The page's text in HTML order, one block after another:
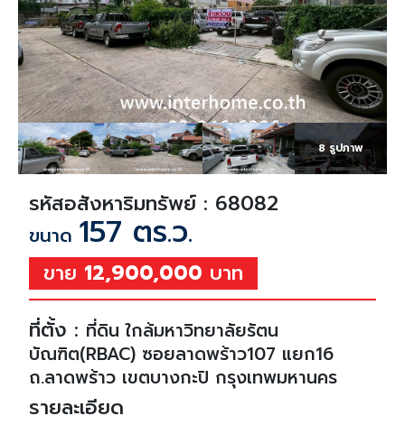
8 รูปภาพ
รหัสอสังหาริมทรัพย์ : 68082
ขนาด 157 ตร.ว.
ขาย 12,900,000 บาท
ที่ตั้ง : ที่ดิน ใกล้มหาวิทยาลัยรัตน
บัณฑิต(RBAC) ซอยลาดพร้าว107 แยก16
ถ.ลาดพร้าว เขตบางกะปิ กรุงเทพมหานคร
รายละเอียด